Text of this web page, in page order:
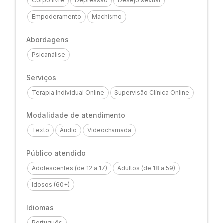
Empoderamento Machismo
Abordagens
Psicanálise
Serviços
Terapia Individual Online Supervisão Clínica Online
Modalidade de atendimento
Texto Áudio Videochamada
Público atendido
Adolescentes (de 12 a 17) Adultos (de 18 a 59)
Idosos (60+)
Idiomas